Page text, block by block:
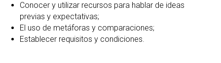
Conocer y utilizar recursos para hablar de ideas
previas y expectativas;
El uso de metáforas y comparaciones;
Establecer requisitos y condiciones.